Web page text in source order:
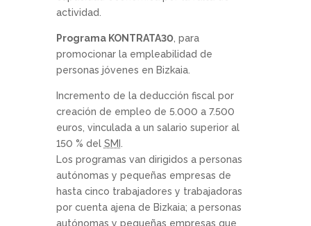
actividad.
Programa KONTRATA30, para
promocionar la empleabilidad de
personas jóvenes en Bizkaia.
Incremento de la deducción fiscal por
creación de empleo de 5.000 a 7.500
euros, vinculada a un salario superior al
150 % del SMI
Los programas van dirigidos a personas
autónomas y pequeñas empresas de
hasta cinco trabajadores y trabajadoras
por cuenta ajena de Bizkaia; a personas
autónomas y pequeñas empresas que